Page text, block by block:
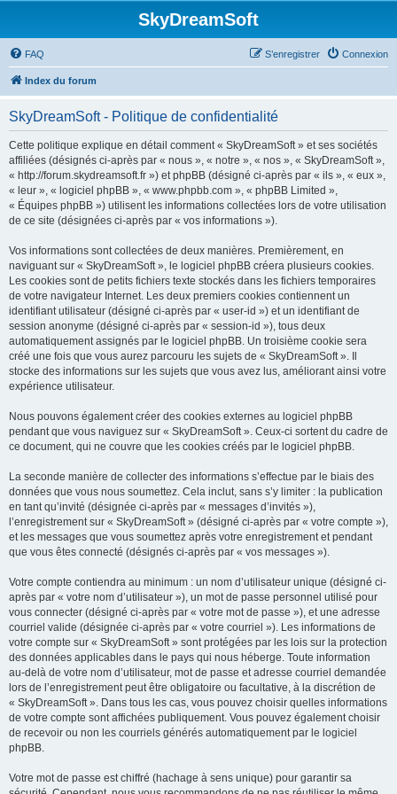
SkyDreamSoft
FAQ Connexion
S’enregistrer
Index du forum
SkyDreamSoft - Politique de confidentialité
Cette politique explique en détail comment « SkyDreamSoft » et ses sociétés
affiliées (désignés ci-après par « nous », « notre », « nos », « SkyDreamSoft »,
« http://forum.skydreamsoft.fr ») et phpBB (désigné ci-après par « ils », « eux »,
« leur », « logiciel phpBB », « www.phpbb.com », « phpBB Limited »,
« Équipes phpBB ») utilisent les informations collectées lors de votre utilisation
de ce site (désignées ci-après par « vos informations »).
Vos informations sont collectées de deux manières. Premièrement, en
naviguant sur « SkyDreamSoft », le logiciel phpBB créera plusieurs cookies.
Les cookies sont de petits fichiers texte stockés dans les fichiers temporaires
de votre navigateur Internet. Les deux premiers cookies contiennent un
identifiant utilisateur (désigné ci-après par « user-id ») et un identifiant de
session anonyme (désigné ci-après par « session-id »), tous deux
automatiquement assignés par le logiciel phpBB. Un troisième cookie sera
créé une fois que vous aurez parcouru les sujets de « SkyDreamSoft ». Il
stocke des informations sur les sujets que vous avez lus, améliorant ainsi votre
expérience utilisateur.
Nous pouvons également créer des cookies externes au logiciel phpBB
pendant que vous naviguez sur « SkyDreamSoft ». Ceux-ci sortent du cadre de
ce document, qui ne couvre que les cookies créés par le logiciel phpBB.
La seconde manière de collecter des informations s’effectue par le biais des
données que vous nous soumettez. Cela inclut, sans s’y limiter : la publication
en tant qu’invité (désignée ci-après par « messages d’invités »),
l’enregistrement sur « SkyDreamSoft » (désigné ci-après par « votre compte »),
et les messages que vous soumettez après votre enregistrement et pendant
que vous êtes connecté (désignés ci-après par « vos messages »).
Votre compte contiendra au minimum : un nom d’utilisateur unique (désigné ci-
après par « votre nom d’utilisateur »), un mot de passe personnel utilisé pour
vous connecter (désigné ci-après par « votre mot de passe »), et une adresse
courriel valide (désignée ci-après par « votre courriel »). Les informations de
votre compte sur « SkyDreamSoft » sont protégées par les lois sur la protection
des données applicables dans le pays qui nous héberge. Toute information
au-delà de votre nom d’utilisateur, mot de passe et adresse courriel demandée
lors de l’enregistrement peut être obligatoire ou facultative, à la discrétion de
« SkyDreamSoft ». Dans tous les cas, vous pouvez choisir quelles informations
de votre compte sont affichées publiquement. Vous pouvez également choisir
de recevoir ou non les courriels générés automatiquement par le logiciel
phpBB.
Votre mot de passe est chiffré (hachage à sens unique) pour garantir sa